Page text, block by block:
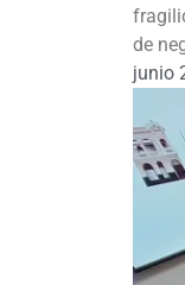
de
junio